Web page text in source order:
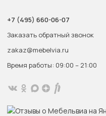
+7 (495) 660-06-07
Заказать обратный звонок
zakaz@mebelvia.ru
Время работы: 09:00 – 21:00